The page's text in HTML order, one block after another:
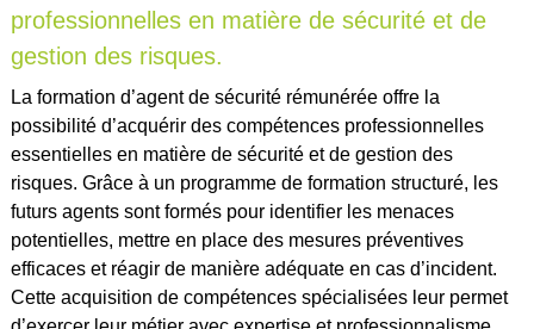
professionnelles en matière de sécurité et de
gestion des risques.
La formation d’agent de sécurité rémunérée offre la
possibilité d’acquérir des compétences professionnelles
essentielles en matière de sécurité et de gestion des
risques. Grâce à un programme de formation structuré, les
futurs agents sont formés pour identifier les menaces
potentielles, mettre en place des mesures préventives
efficaces et réagir de manière adéquate en cas d’incident.
Cette acquisition de compétences spécialisées leur permet